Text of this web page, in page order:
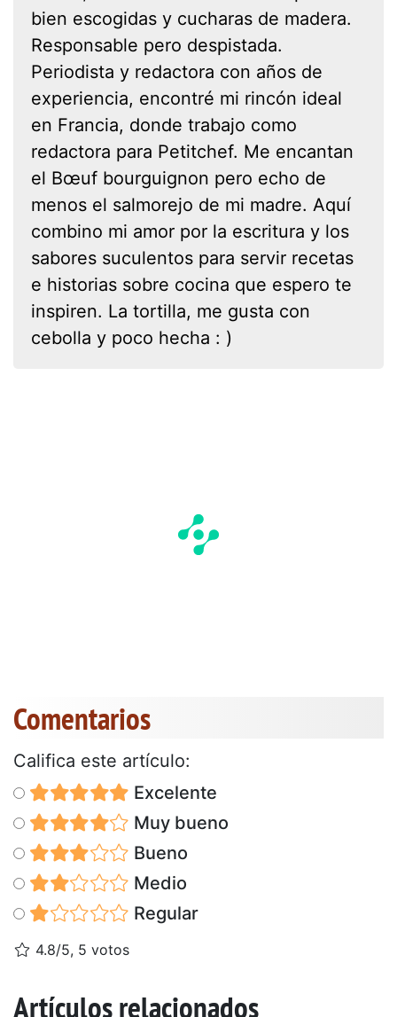
bien escogidas y cucharas de madera.
Responsable pero despistada.
Periodista y redactora con años de
experiencia, encontré mi rincón ideal
en Francia, donde trabajo como
redactora para Petitchef. Me encantan
el Bœuf bourguignon pero echo de
menos el salmorejo de mi madre. Aquí
combino mi amor por la escritura y los
sabores suculentos para servir recetas
e historias sobre cocina que espero te
inspiren. La tortilla, me gusta con
cebolla y poco hecha : )
Comentarios
Califica este artículo:
Excelente
Muy bueno
Bueno
Medio
Regular
4.8/5, 5 votos
Artículos relacionados